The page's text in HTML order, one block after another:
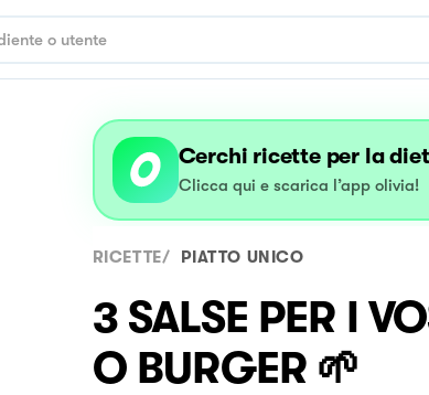
Cerchi ricette per la
Clicca qui e scarica l’app olivia!
RICETTE/ PIATTO UNICO
3 SALSE PER I
O BURGER 🌱